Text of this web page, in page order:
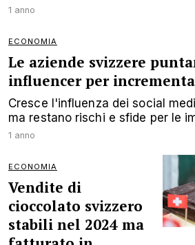
1 anno
ECONOMIA
Le aziende svizzere
influencer per
Cresce l'influenza dei social
ma restano rischi e sfide per le
1 anno
ECONOMIA
Vendite di
cioccolato svizzero
stabili nel 2024 ma